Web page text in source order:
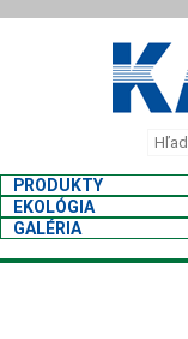
PRODUKTY
EKOLÓGIA
GALÉRIA